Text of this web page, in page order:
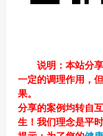
说明 ：本站分
一定的调理作用，
果。
分享的案例均转自
生！我们理念是平